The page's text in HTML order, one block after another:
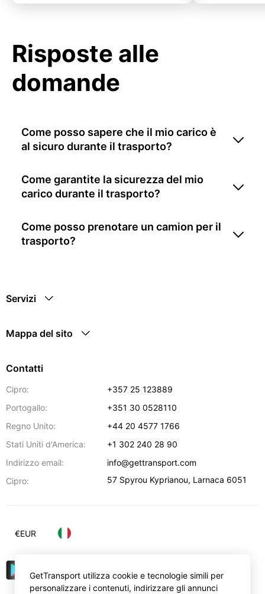
Risposte alle
domande
Come posso sapere che il mio carico è
al sicuro durante il trasporto?
Come garantite la sicurezza del mio
carico durante il trasporto?
Come posso prenotare un camion per il
trasporto?
Servizi
Mappa del sito
Contatti
Cipro:
+357 25 123889
Portogallo:
+351 30 0528110
Regno Unito:
+44 20 4577 1766
Stati Uniti d'America:
+1 302 240 28 90
Indirizzo email:
info@gettransport.com
Cipro:
57 Spyrou Kyprianou, Larnaca 6051
€EUR
GetTransport utilizza cookie e tecnologie simili per
personalizzare i contenuti, indirizzare gli annunci